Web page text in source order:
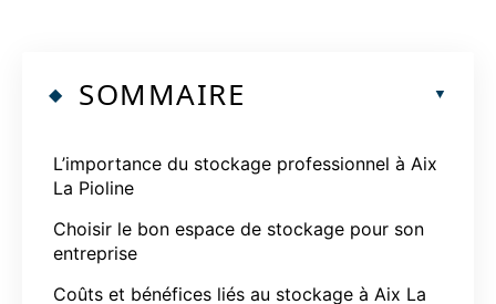
SOMMAIRE
L’importance du stockage professionnel à Aix
La Pioline
Choisir le bon espace de stockage pour son
entreprise
Coûts et bénéfices liés au stockage à Aix La